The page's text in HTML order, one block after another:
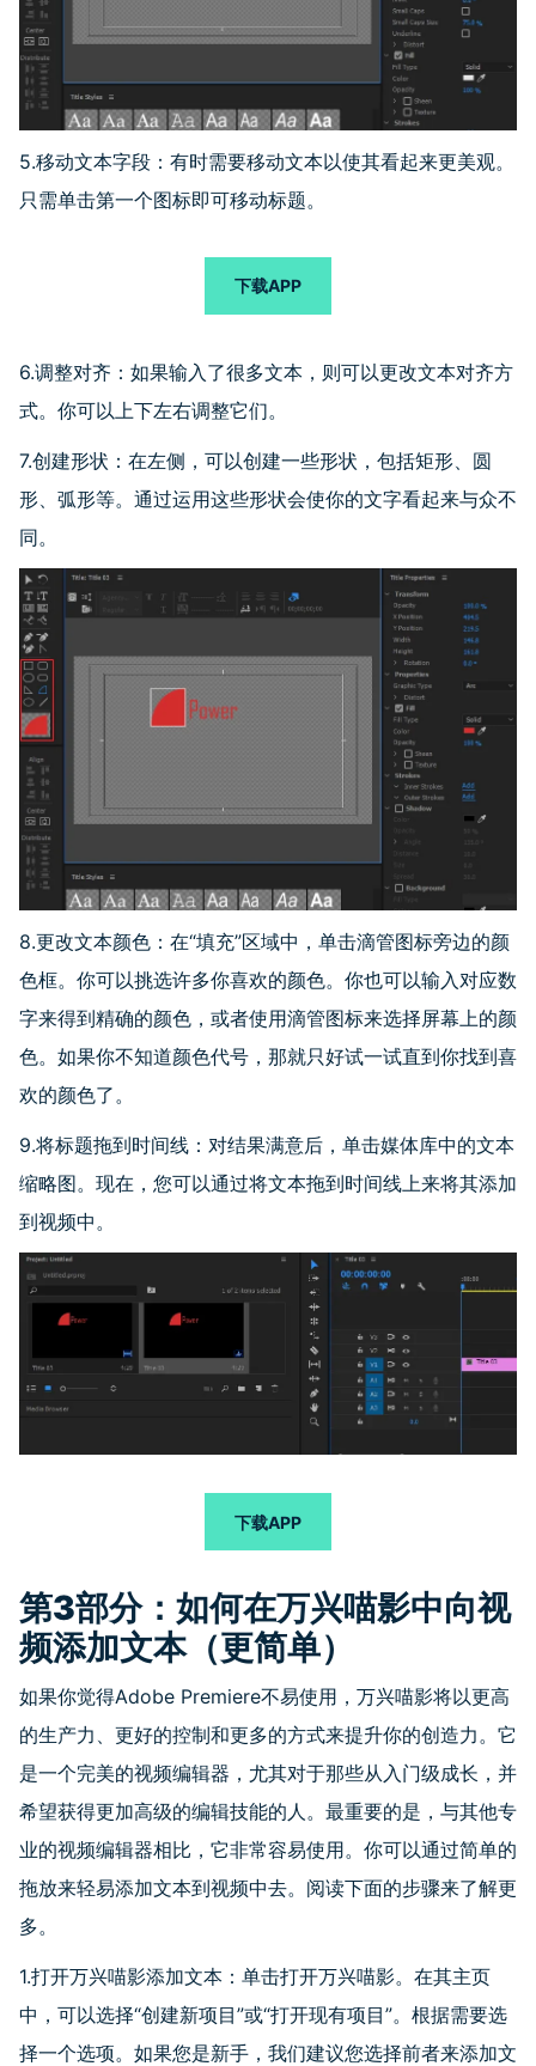
5.移动文本字段：有时需要移动文本以使其看起来更美观。
只需单击第一个图标即可移动标题。
下载APP
6.调整对齐：如果输入了很多文本，则可以更改文本对齐方
式。你可以上下左右调整它们。
7.创建形状：在左侧，可以创建一些形状，包括矩形、圆
形、弧形等。通过运用这些形状会使你的文字看起来与众不
同。
8.更改文本颜色：在“填充”区域中，单击滴管图标旁边的颜
色框。你可以挑选许多你喜欢的颜色。你也可以输入对应数
字来得到精确的颜色，或者使用滴管图标来选择屏幕上的颜
色。如果你不知道颜色代号，那就只好试一试直到你找到喜
欢的颜色了。
9.将标题拖到时间线：对结果满意后，单击媒体库中的文本
缩略图。现在，您可以通过将文本拖到时间线上来将其添加
到视频中。
下载APP
第3部分：如何在万兴喵影中向视
频添加文本（更简单）
如果你觉得Adobe Premiere不易使用，万兴喵影将以更高
的生产力、更好的控制和更多的方式来提升你的创造力。它
是一个完美的视频编辑器，尤其对于那些从入门级成长，并
希望获得更加高级的编辑技能的人。最重要的是，与其他专
业的视频编辑器相比，它非常容易使用。你可以通过简单的
拖放来轻易添加文本到视频中去。阅读下面的步骤来了解更
多。
1.打开万兴喵影添加文本：单击打开万兴喵影。在其主页
中，可以选择“创建新项目”或“打开现有项目”。根据需要选
择一个选项。如果您是新手，我们建议您选择前者来添加文